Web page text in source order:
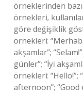
örneklerinden
örnekleri,
göre değişiklik
örnekleri:
akşamlar”;
günler”; “İyi
örnekleri: “Hello!”;
afternoon”; “Good